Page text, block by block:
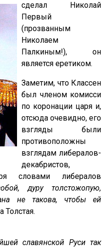
сделал Николай
Первый
(прозванным
Николаем
Палкиным!), он
является еретиком.
Заметим, что Классен
был членом комисси
по коронации царя и,
отсюда очевидно, его
взгляды были
противоположны
взглядам либералов-
декабристов,
словами либералов
дуру толстожопую,
не такова, чтобы ей
Толстая.
славянской Руси так